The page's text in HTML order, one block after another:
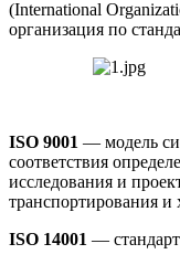
(International
организация по
ISO 9001 — модель
соответствия
исследования и
транспортирования и
ISO 14001 —